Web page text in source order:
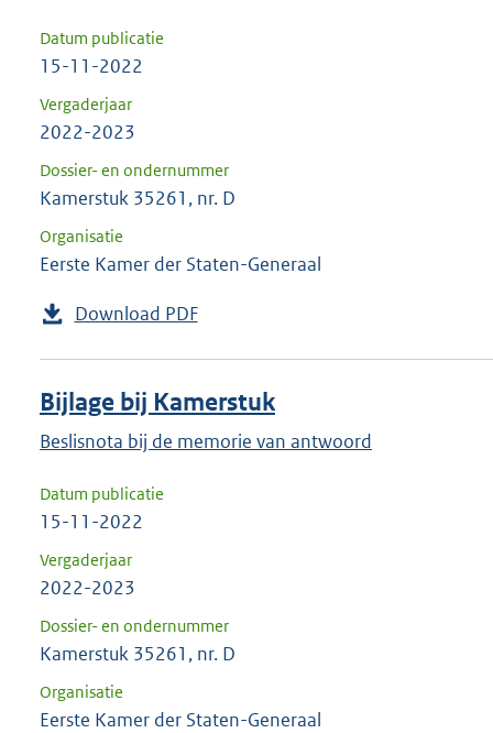
Datum publicatie
15-11-2022
Vergaderjaar
2022-2023
Dossier- en ondernummer
Kamerstuk 35261, nr. D
Organisatie
Eerste Kamer der Staten-Generaal
Download PDF
Bijlage bij Kamerstuk
Beslisnota bij de memorie van antwoord
Datum publicatie
15-11-2022
Vergaderjaar
2022-2023
Dossier- en ondernummer
Kamerstuk 35261, nr. D
Organisatie
Eerste Kamer der Staten-Generaal